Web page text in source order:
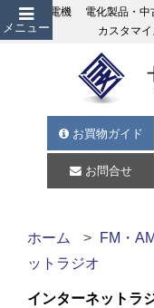
メニュー
サンクス電機 電化製品・中
カスタマ
お買物ガイド
お問合せ
ホーム FM・
ットラジオ
インターネットラ